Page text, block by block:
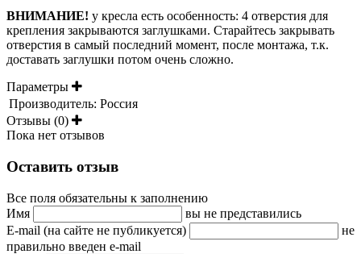
ВНИМАНИЕ! у кресла есть особенность: 4 отверстия для
крепления закрываются заглушками. Старайтесь закрывать
отверстия в самый последний момент, после монтажа, т.к.
доставать заглушки потом очень сложно.
Параметры
Производитель: Россия
Отзывы (0)
Пока нет отзывов
Оставить отзыв
Все поля обязательны к заполнению
Имя
вы не представились
E-mail (на сайте не публикуется)
не
правильно введен e-mail